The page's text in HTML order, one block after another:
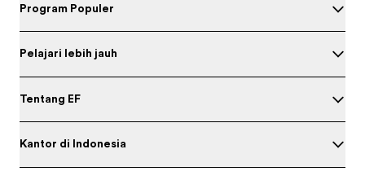
Program Populer
Pelajari lebih jauh
Tentang EF
Kantor di Indonesia